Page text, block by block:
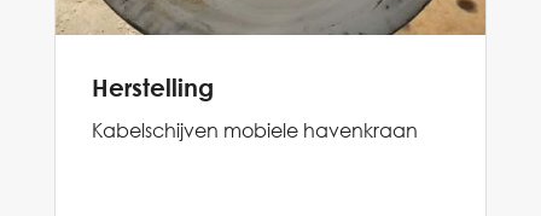
Herstelling
Kabelschijven mobiele havenkraan